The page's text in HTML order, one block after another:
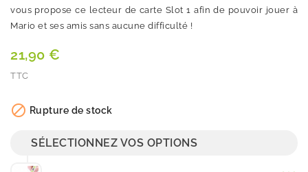
vous propose ce lecteur de carte Slot 1 afin de pouvoir jouer à
Mario et ses amis sans aucune difficulté !
21,90 €
TTC
 Rupture de stock
SÉLECTIONNEZ VOS OPTIONS